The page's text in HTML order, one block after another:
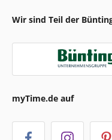
Wir sind Teil der
myTime.de auf